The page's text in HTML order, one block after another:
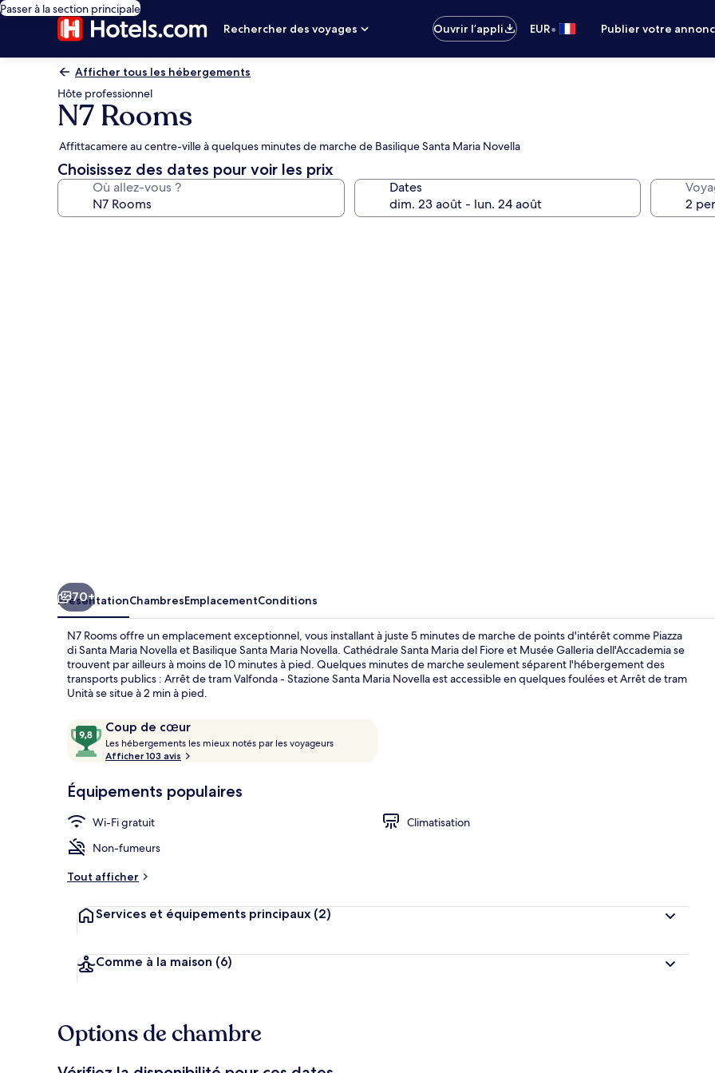
Passer à la section principale
Rechercher des voyages
Ouvrir l’appli EUR• Publier votre
Afficher tous les hébergements
Hôte professionnel
N7 Rooms
Affittacamere au centre-ville à quelques minutes de marche de Basilique Santa Maria Novella
Choisissez des dates pour voir les prix
Où allez-vous ? Dates
Chambre
70+
PrésentationChambresEmplacementConditions
N7 Rooms offre un emplacement exceptionnel, vous installant à juste 5 minutes de marche de points d'intérêt comme Piazza
di Santa Maria Novella et Basilique Santa Maria Novella. Cathédrale Santa Maria del Fiore et Musée Galleria dell'Accademia se
trouvent par ailleurs à moins de 10 minutes à pied. Quelques minutes de marche seulement séparent l'hébergement des
transports publics : Arrêt de tram Valfonda - Stazione Santa Maria Novella est accessible en quelques foulées et Arrêt de tram
Unità se situe à 2 min à pied.
Avis
voyageurs
Coup de cœur
9,8
sur
10,
de
Les hébergements les mieux notés par les voyageurs
s
Afficher 103 avis
Équipements populaires
Wi-Fi gratuit
Climatisation
Non-fumeurs
Tout afficher
Services et équipements principaux (2)
Comme à la maison (6)
Options de chambre